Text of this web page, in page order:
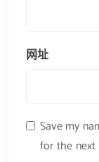
网址
Save my
for the next